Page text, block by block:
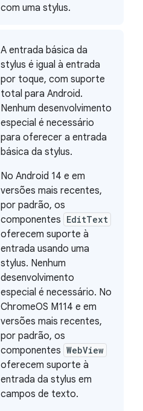
com uma stylus.
A entrada básica da
stylus é igual à entrada
por toque, com suporte
total para Android.
Nenhum desenvolvimento
especial é necessário
para oferecer a entrada
básica da stylus.
No Android 14 e em
versões mais recentes,
por padrão, os
componentes EditText
oferecem suporte à
entrada usando uma
stylus. Nenhum
desenvolvimento
especial é necessário. No
ChromeOS M114 e em
versões mais recentes,
por padrão, os
componentes WebView
oferecem suporte à
entrada da stylus em
campos de texto.